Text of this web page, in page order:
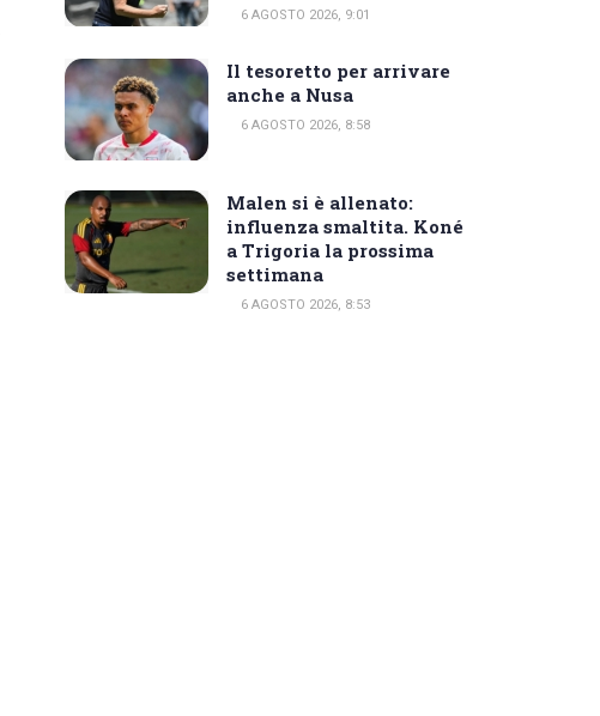
6 AGOSTO 2026, 9:01
Il tesoretto per arrivare
anche a Nusa
6 AGOSTO 2026, 8:58
Malen si è allenato:
influenza smaltita. Koné
a Trigoria la prossima
settimana
6 AGOSTO 2026, 8:53